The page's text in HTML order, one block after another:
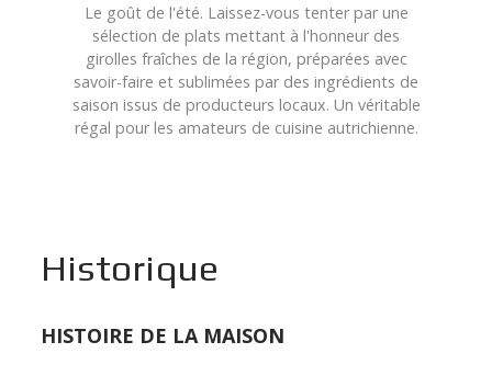
Le goût de l'été. Laissez-vous tenter par une
sélection de plats mettant à l'honneur des
girolles fraîches de la région, préparées avec
savoir-faire et sublimées par des ingrédients de
saison issus de producteurs locaux. Un véritable
régal pour les amateurs de cuisine autrichienne.
Historique
HISTOIRE DE LA MAISON